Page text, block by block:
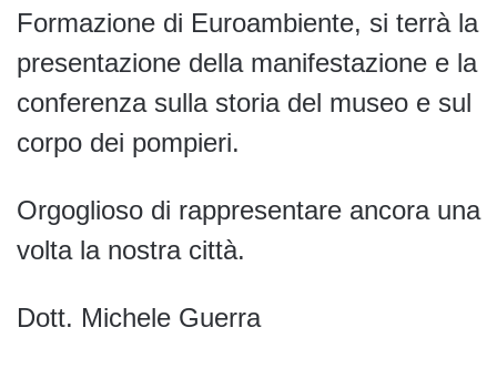
Formazione di Euroambiente, si terrà la
presentazione della manifestazione e la
conferenza sulla storia del museo e sul
corpo dei pompieri.
Orgoglioso di rappresentare ancora una
volta la nostra città.
Dott. Michele Guerra